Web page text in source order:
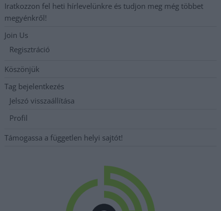
Iratkozzon fel heti hírlevelünkre és tudjon meg még többet
megyénkről!
Join Us
Regisztráció
Köszönjük
Tag bejelentkezés
Jelszó visszaállítása
Profil
Támogassa a független helyi sajtót!